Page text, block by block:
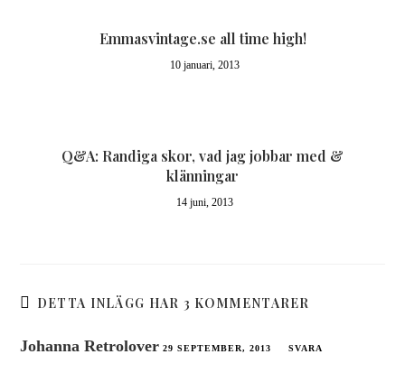
Emmasvintage.se all time high!
10 januari, 2013
Q&A: Randiga skor, vad jag jobbar med &
klänningar
14 juni, 2013
DETTA INLÄGG HAR 3 KOMMENTARER
Johanna Retrolover 29 SEPTEMBER, 2013 SVARA